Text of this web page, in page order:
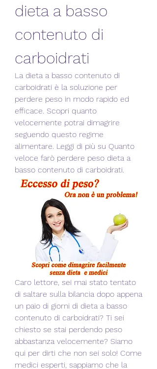
dieta a basso
contenuto di
carboidrati
La dieta a basso contenuto di
carboidrati è la soluzione per
perdere peso in modo rapido ed
efficace. Scopri quanto
velocemente potrai dimagrire
seguendo questo regime
alimentare. Leggi di più su Quanto
veloce farò perdere peso dieta a
basso contenuto di carboidrati.
Caro lettore, sei mai stato tentato
di saltare sulla bilancia dopo appena
un paio di giorni di dieta a basso
contenuto di carboidrati? Ti sei
chiesto se stai perdendo peso
abbastanza velocemente? Siamo
qui per dirti che non sei solo! Come
medici esperti, sappiamo che la